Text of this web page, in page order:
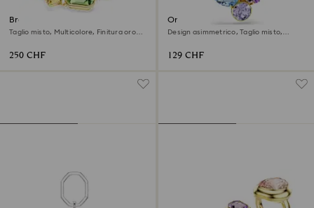
Braccialetto Gema
Taglio misto, Multicolore, Finitura oro
250 CHF
Orecchini ear cuff Gema
Design asimmetrico, Taglio misto,
129 CHF